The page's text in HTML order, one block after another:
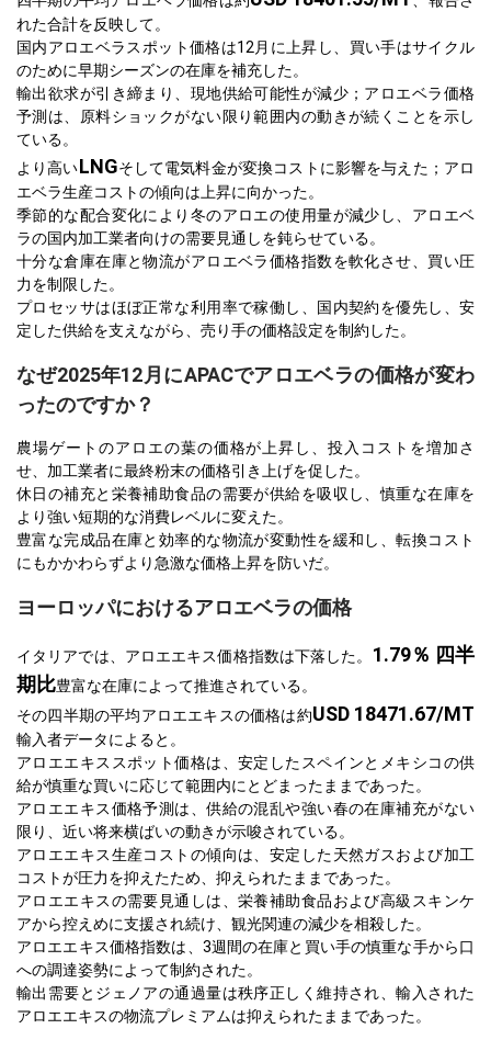
れた合計を反映して。
国内アロエベラスポット価格は12月に上昇し、買い手はサイクル
のために早期シーズンの在庫を補充した。
輸出欲求が引き締まり、現地供給可能性が減少；アロエベラ価格
予測は、原料ショックがない限り範囲内の動きが続くことを示し
ている。
より高いLNGそして電気料金が変換コストに影響を与えた；アロ
エベラ生産コストの傾向は上昇に向かった。
季節的な配合変化により冬のアロエの使用量が減少し、アロエベ
ラの国内加工業者向けの需要見通しを鈍らせている。
十分な倉庫在庫と物流がアロエベラ価格指数を軟化させ、買い圧
力を制限した。
プロセッサはほぼ正常な利用率で稼働し、国内契約を優先し、安
定した供給を支えながら、売り手の価格設定を制約した。
なぜ2025年12月にAPACでアロエベラの価格が変わ
ったのですか？
農場ゲートのアロエの葉の価格が上昇し、投入コストを増加さ
せ、加工業者に最終粉末の価格引き上げを促した。
休日の補充と栄養補助食品の需要が供給を吸収し、慎重な在庫を
より強い短期的な消費レベルに変えた。
豊富な完成品在庫と効率的な物流が変動性を緩和し、転換コスト
にもかかわらずより急激な価格上昇を防いだ。
ヨーロッパにおけるアロエベラの価格
イタリアでは、アロエエキス価格指数は下落した。 1.79％ 四半
期比豊富な在庫によって推進されている。
その四半期の平均アロエエキスの価格は約USD 18471.67/MT
輸入者データによると。
アロエエキススポット価格は、安定したスペインとメキシコの供
給が慎重な買いに応じて範囲内にとどまったままであった。
アロエエキス価格予測は、供給の混乱や強い春の在庫補充がない
限り、近い将来横ばいの動きが示唆されている。
アロエエキス生産コストの傾向は、安定した天然ガスおよび加工
コストが圧力を抑えたため、抑えられたままであった。
アロエエキスの需要見通しは、栄養補助食品および高級スキンケ
アから控えめに支援され続け、観光関連の減少を相殺した。
アロエエキス価格指数は、3週間の在庫と買い手の慎重な手から口
への調達姿勢によって制約された。
輸出需要とジェノアの通過量は秩序正しく維持され、輸入された
アロエエキスの物流プレミアムは抑えられたままであった。